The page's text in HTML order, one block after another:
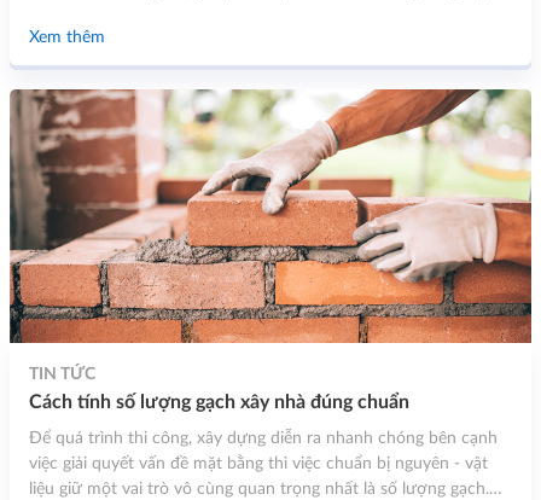
Stone sẽ sẽ đem tới cho bạn một số cách mà bạn nên lựa chọn
trong mùa hè nóng bức này.
Xem thêm
TIN TỨC
Cách tính số lượng gạch xây nhà đúng chuẩn
Để quá trình thi công, xây dựng diễn ra nhanh chóng bên cạnh
việc giải quyết vấn đề mặt bằng thì việc chuẩn bị nguyên - vật
liệu giữ một vai trò vô cùng quan trọng nhất là số lượng gạch.